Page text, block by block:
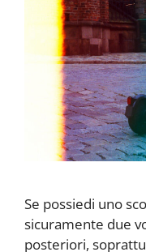
Se possiedi uno
sicuramente due
posteriori,